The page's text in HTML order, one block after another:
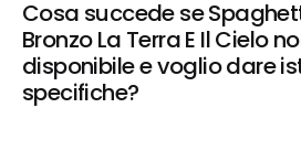
Cosa succede se
Bronzo La Terra E Il Cielo
disponibile e voglio dare
specifiche?